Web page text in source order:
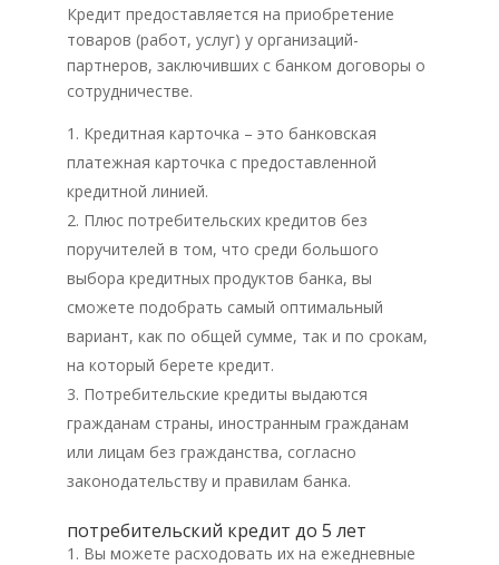
Кредит предоставляется на приобретение
товаров (работ, услуг) у организаций-
партнеров, заключивших с банком договоры о
сотрудничестве.
Кредитная карточка – это банковская
платежная карточка с предоставленной
кредитной линией.
Плюс потребительских кредитов без
поручителей в том, что среди большого
выбора кредитных продуктов банка, вы
сможете подобрать самый оптимальный
вариант, как по общей сумме, так и по срокам,
на который берете кредит.
Потребительские кредиты выдаются
гражданам страны, иностранным гражданам
или лицам без гражданства, согласно
законодательству и правилам банка.
потребительский кредит до 5 лет
Вы можете расходовать их на ежедневные